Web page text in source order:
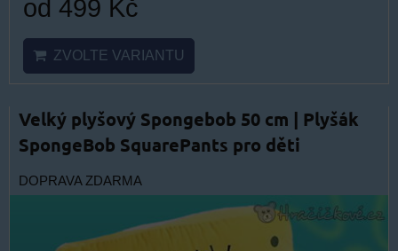
od 499 Kč
ZVOLTE VARIANTU
Velký plyšový Spongebob 50 cm | Plyšák
SpongeBob SquarePants pro děti
DOPRAVA ZDARMA